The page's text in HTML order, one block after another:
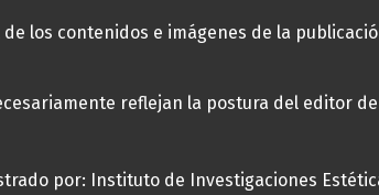
los contenidos e imágenes de la
reflejan la postura del editor de
por: Instituto de Investigaciones